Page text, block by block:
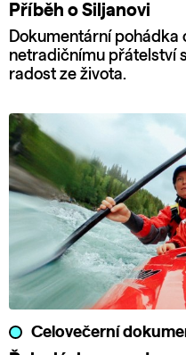
Příběh o Siljanovi
Dokumentární
netradičnímu přátelství
radost ze života.
Celovečerní